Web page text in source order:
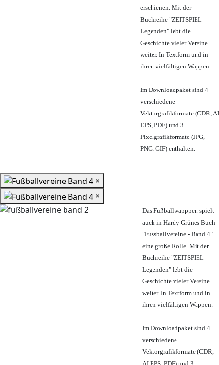
erschienen. Mit der
Buchreihe "ZEITSPIEL-
Legenden" lebt die
Geschichte vieler Vereine
weiter. In Textform und in
ihren vielfältigen Wappen.
Im Downloadpaket sind 4
verschiedene
Vektorgrafikformate (CDR, AI
EPS, PDF) und 3
Pixelgrafikformate (JPG,
PNG, GIF) enthalten.
×
×
Das Fußballwapppen spielt
auch in Hardy Grünes Buch
"Fussballvereine - Band 4"
eine große Rolle. Mit der
Buchreihe "ZEITSPIEL-
Legenden" lebt die
Geschichte vieler Vereine
weiter. In Textform und in
ihren vielfältigen Wappen.
Im Downloadpaket sind 4
verschiedene
Vektorgrafikformate (CDR,
AI EPS, PDF) und 3